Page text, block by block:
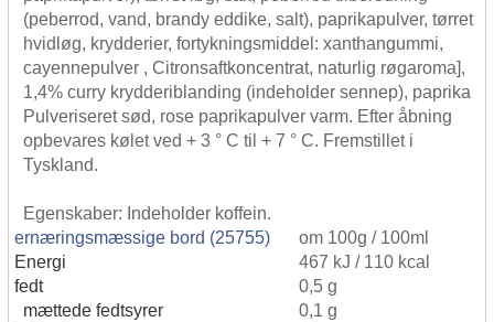
(peberrod, vand, brandy eddike, salt), paprikapulver, tørret
hvidløg, krydderier, fortykningsmiddel: xanthangummi,
cayennepulver , Citronsaftkoncentrat, naturlig røgaroma],
1,4% curry krydderiblanding (indeholder sennep), paprika
Pulveriseret sød, rose paprikapulver varm. Efter åbning
opbevares kølet ved + 3 ° C til + 7 ° C. Fremstillet i
Tyskland.
Egenskaber: Indeholder koffein.
ernæringsmæssige bord (25755)
om 100g / 100ml
Energi
467 kJ / 110 kcal
fedt
0,5 g
mættede fedtsyrer
0,1 g